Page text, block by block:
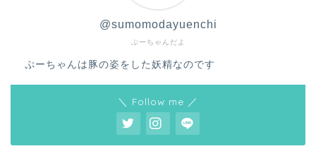
ぷーちゃんだよ
@sumomodayuenchi
ぷーちゃんは豚の姿をした妖精なのです
＼ Follow me ／